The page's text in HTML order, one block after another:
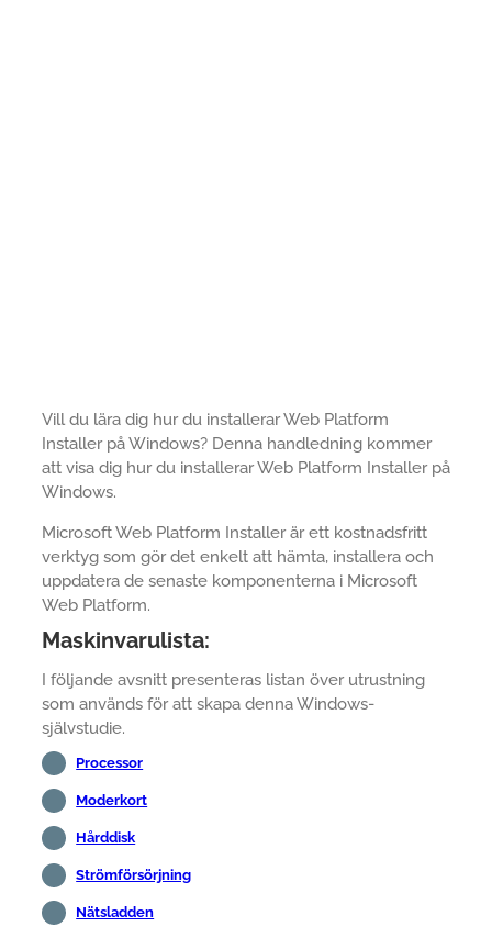
Vill du lära dig hur du installerar Web Platform
Installer på Windows? Denna handledning kommer
att visa dig hur du installerar Web Platform Installer på
Windows.
Microsoft Web Platform Installer är ett kostnadsfritt
verktyg som gör det enkelt att hämta, installera och
uppdatera de senaste komponenterna i Microsoft
Web Platform.
Maskinvarulista:
I följande avsnitt presenteras listan över utrustning
som används för att skapa denna Windows-
självstudie.
Processor
Moderkort
Hårddisk
Strömförsörjning
Nätsladden